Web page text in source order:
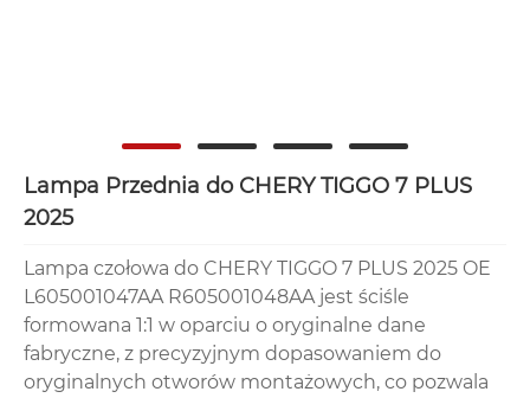
Lampa Przednia do CHERY TIGGO 7 PLUS
2025
Lampa czołowa do CHERY TIGGO 7 PLUS 2025 OE
L605001047AA R605001048AA jest ściśle
formowana 1:1 w oparciu o oryginalne dane
fabryczne, z precyzyjnym dopasowaniem do
oryginalnych otworów montażowych, co pozwala